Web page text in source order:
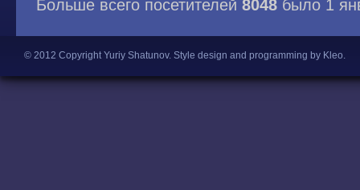
Больше всего посетителей 8048 было 1
© 2012 Copyright Yuriy Shatunov. Style design and programming by Kleo.